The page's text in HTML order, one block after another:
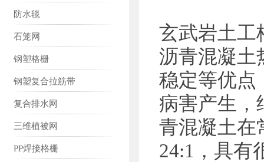
防水毯
石笼网
钢塑格栅
钢塑复合拉筋带
复合排水网
三维植被网
PP焊接格栅
玄武岩土工
沥青混凝土
稳定等优点
病害产生，
青混凝土在
24:1，具有